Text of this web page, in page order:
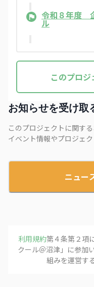
令和８年度
ル
このプロジ
お知らせを受け取
このプロジェクトに関す
イベント情報やプロジェ
ニュー
利用規約第４条第２項
クール＠沼津 」に参加
組みを運営す